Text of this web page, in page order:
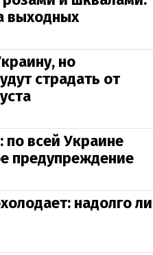
выходных
но
страдать от
всей Украине
предупреждение
надолго ли